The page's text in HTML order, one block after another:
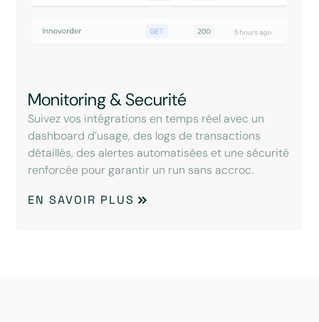
Monitoring & Securité
Suivez vos intégrations en temps réel avec un
dashboard d’usage, des logs de transactions
détaillés, des alertes automatisées et une sécurité
renforcée pour garantir un run sans accroc.
EN SAVOIR PLUS